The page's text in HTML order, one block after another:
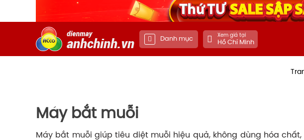
Danh mục
Xem giá tại
Hồ Chí Minh
Máy bắt muỗi
Máy bắt muỗi giúp tiêu diệt muỗi hiệu quả, không dùng hóa